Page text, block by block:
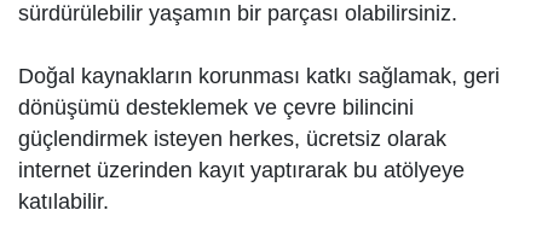
sürdürülebilir yaşamın bir parçası olabilirsiniz.
Doğal kaynakların korunması katkı sağlamak, geri
dönüşümü desteklemek ve çevre bilincini
güçlendirmek isteyen herkes, ücretsiz olarak
internet üzerinden kayıt yaptırarak bu atölyeye
katılabilir.